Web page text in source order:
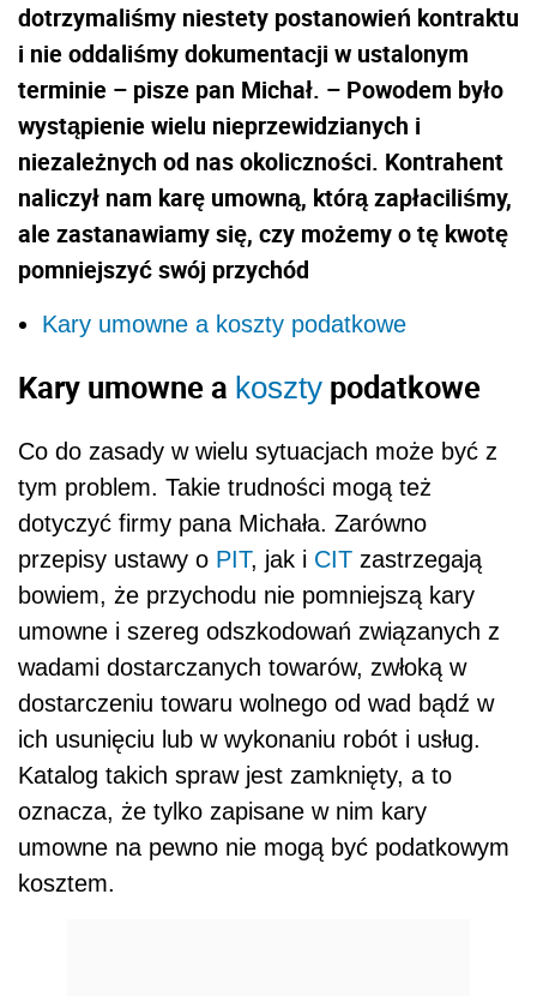
dotrzymaliśmy niestety postanowień kontraktu
i nie oddaliśmy dokumentacji w ustalonym
terminie – pisze pan Michał. – Powodem było
wystąpienie wielu nieprzewidzianych i
niezależnych od nas okoliczności. Kontrahent
naliczył nam karę umowną, którą zapłaciliśmy,
ale zastanawiamy się, czy możemy o tę kwotę
pomniejszyć swój przychód
Kary umowne a koszty podatkowe
Kary umowne a koszty podatkowe
Co do zasady w wielu sytuacjach może być z
tym problem. Takie trudności mogą też
dotyczyć firmy pana Michała. Zarówno
przepisy ustawy o PIT, jak i CIT zastrzegają
bowiem, że przychodu nie pomniejszą kary
umowne i szereg odszkodowań związanych z
wadami dostarczanych towarów, zwłoką w
dostarczeniu towaru wolnego od wad bądź w
ich usunięciu lub w wykonaniu robót i usług.
Katalog takich spraw jest zamknięty, a to
oznacza, że tylko zapisane w nim kary
umowne na pewno nie mogą być podatkowym
kosztem.